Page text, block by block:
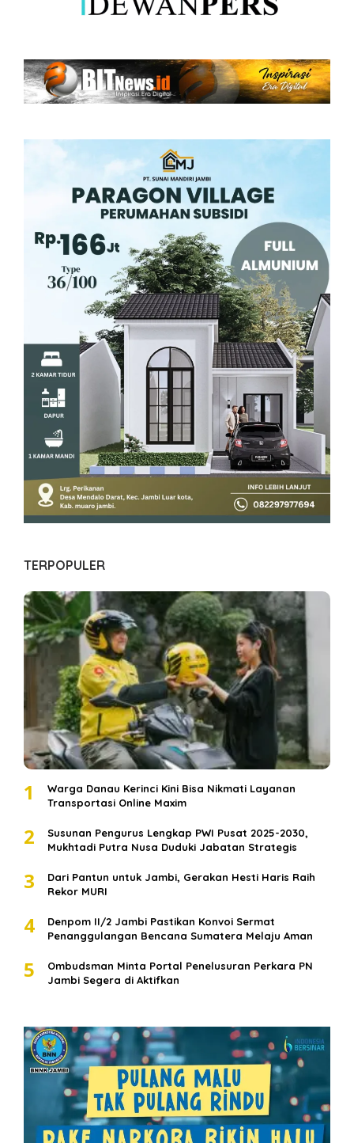
TERPOPULER
1
Warga Danau Kerinci Kini Bisa Nikmati Layanan
Transportasi Online Maxim
2
Susunan Pengurus Lengkap PWI Pusat 2025-2030,
Mukhtadi Putra Nusa Duduki Jabatan Strategis
3
Dari Pantun untuk Jambi, Gerakan Hesti Haris Raih
Rekor MURI
4
Denpom II/2 Jambi Pastikan Konvoi Sermat
Penanggulangan Bencana Sumatera Melaju Aman
5
Ombudsman Minta Portal Penelusuran Perkara PN
Jambi Segera di Aktifkan